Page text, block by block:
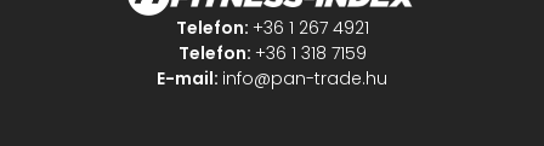
Telefon: +36 1 267 4921
Telefon: +36 1 318 7159
E-mail: info@pan-trade.hu